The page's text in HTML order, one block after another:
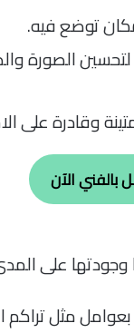
توضع فيه.
الصورة
وقادرة على
بالفني الآن
على
مثل تراكم